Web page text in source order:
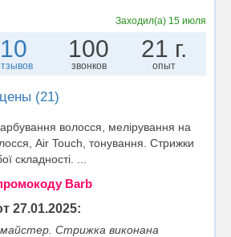
Заходил(а) 15 июля
10 100
звонков
21 г.
опыт
(21)
волосся, мелірування на
Air Touch, тонування. Стрижки
складності. ...
Barb
27.01.2025:
Стрижка виконана